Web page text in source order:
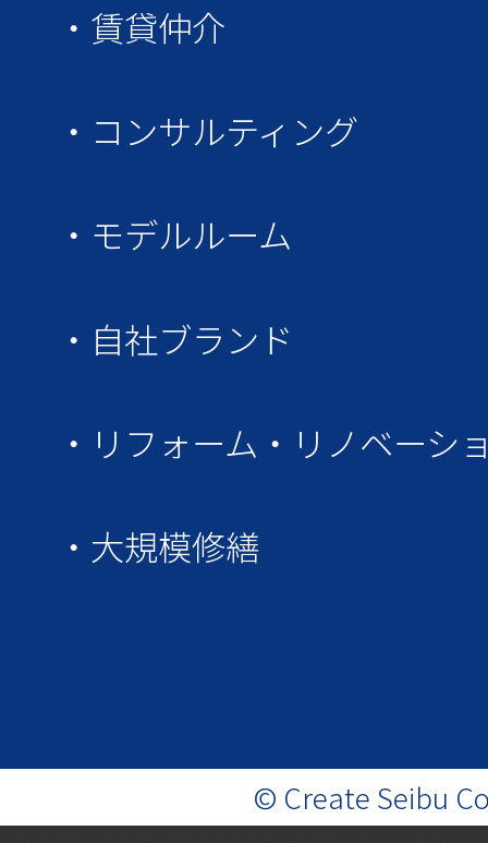
・賃貸仲介
・コンサルティング
・モデルルーム
・自社ブランド
・リフォーム・リノベーシ
・大規模修繕
© Create Seibu